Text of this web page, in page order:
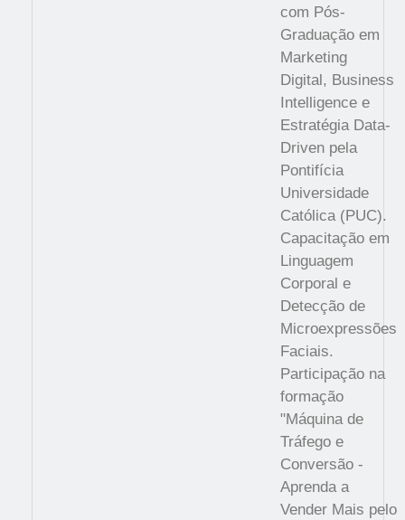
com Pós-
Graduação em
Marketing
Digital, Business
Intelligence e
Estratégia Data-
Driven pela
Pontifícia
Universidade
Católica (PUC).
Capacitação em
Linguagem
Corporal e
Detecção de
Microexpressões
Faciais.
Participação na
formação
"Máquina de
Tráfego e
Conversão -
Aprenda a
Vender Mais pelo